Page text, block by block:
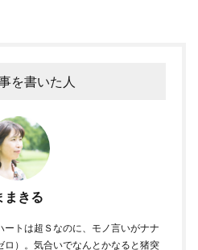
を書いた人
まきる
トは超Ｓなのに、モノ言いがナナ
ロ）。気合いでなんとかなると猪突